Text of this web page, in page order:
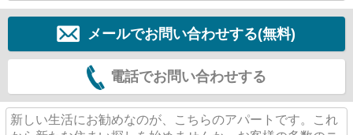
メールでお問い合わせする(無料)
電話でお問い合わせする
新しい生活にお勧めなのが、こちらのアパートです。これ